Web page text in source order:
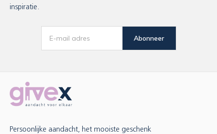
inspiratie.
Abonneer
Persoonlijke aandacht, het mooiste geschenk